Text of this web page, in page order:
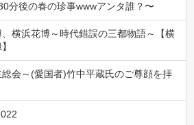
分後の春の珍事wwwアンタ誰？〜
横浜花博～時代錯誤の三都物語～【横
会～(愛国者)竹中平蔵氏のご尊顔を拝